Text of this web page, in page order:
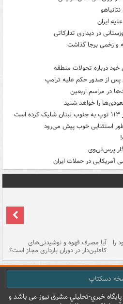
ایران
در دیداری تدارکاتی
و زخمی برجا گذاشت
خود درباره تحولات منطقه
پس از صدور حکم علیه ترامپ
در مراسم اربعین
را خواهد شنید
طور استثنایی خوب پیش می‌رود
پرس‌تی‌وی
در حملات ایران
را آیا مصرف قهوه و نوشیدنی‌های
کافئین‌دار در دوران بارداری مجاز است؟
دسکتاپ
خبري-تحليلي مشرق نيوز می باشد و